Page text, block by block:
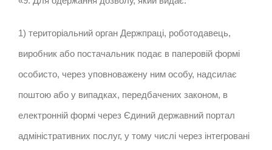
1) територіальний орган Держпраці, роботодавець,
виробник або постачальник подає в паперовій формі
особисто, через уповноважену ним особу, надсилає
поштою або у випадках, передбачених законом, в
електронній формі через Єдиний державний портал
адміністративних послуг, у тому числі через інтегровані